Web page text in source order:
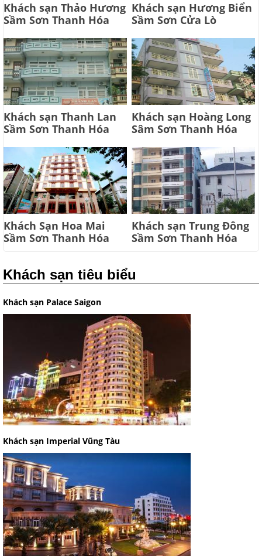
Khách sạn Thảo Hương
Sầm Sơn Thanh Hóa
Khách sạn Hương Biển
Sầm Sơn Cửa Lò
Khách sạn Thanh Lan
Sầm Sơn Thanh Hóa
Khách sạn Hoàng Long
Sâm Sơn Thanh Hóa
Khách Sạn Hoa Mai
Sầm Sơn Thanh Hóa
Khách sạn Trung Đông
Sầm Sơn Thanh Hóa
Khách sạn tiêu biểu
Khách sạn Palace Saigon
Khách sạn Imperial Vũng Tàu